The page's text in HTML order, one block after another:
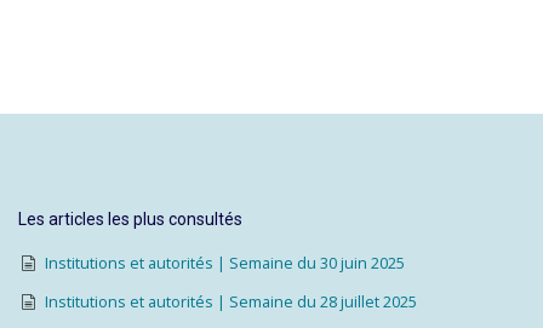
Les articles les plus consultés
Institutions et autorités | Semaine du 30 juin 2025
Institutions et autorités | Semaine du 28 juillet 2025